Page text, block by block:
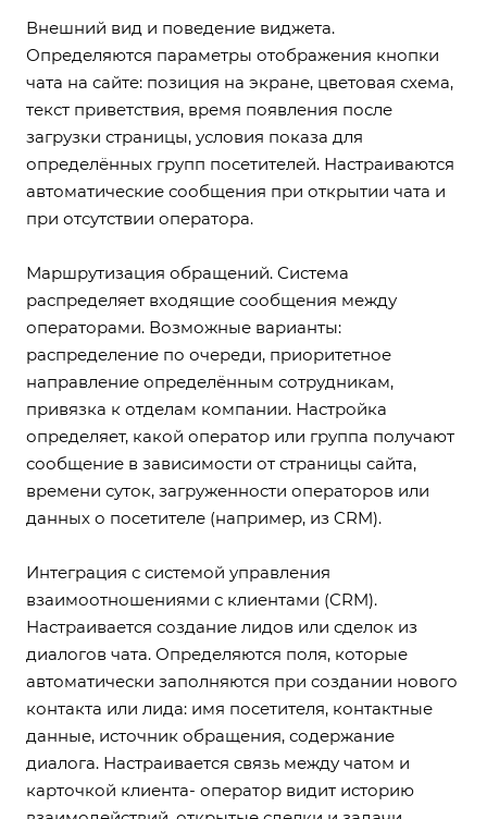
Внешний вид и поведение виджета.
Определяются параметры отображения кнопки
чата на сайте: позиция на экране, цветовая схема,
текст приветствия, время появления после
загрузки страницы, условия показа для
определённых групп посетителей. Настраиваются
автоматические сообщения при открытии чата и
при отсутствии оператора.
Маршрутизация обращений. Система
распределяет входящие сообщения между
операторами. Возможные варианты:
распределение по очереди, приоритетное
направление определённым сотрудникам,
привязка к отделам компании. Настройка
определяет, какой оператор или группа получают
сообщение в зависимости от страницы сайта,
времени суток, загруженности операторов или
данных о посетителе (например, из CRM).
Интеграция с системой управления
взаимоотношениями с клиентами (CRM).
Настраивается создание лидов или сделок из
диалогов чата. Определяются поля, которые
автоматически заполняются при создании нового
контакта или лида: имя посетителя, контактные
данные, источник обращения, содержание
диалога. Настраивается связь между чатом и
карточкой клиента- оператор видит историю